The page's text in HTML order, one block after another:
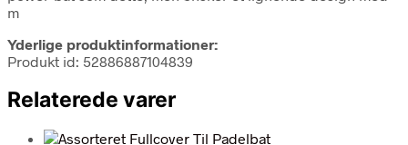
m
Yderlige produktinformationer:
Produkt id: 52886887104839
Relaterede varer